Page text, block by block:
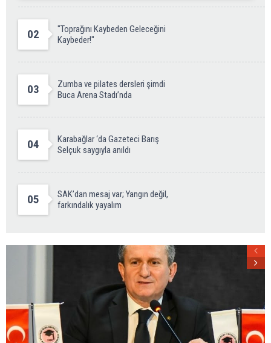
02
"Toprağını Kaybeden Geleceğini
Kaybeder!"
03
Zumba ve pilates dersleri şimdi
Buca Arena Stadı’nda
04
Karabağlar ‘da Gazeteci Barış
Selçuk saygıyla anıldı
05
SAK’dan mesaj var; Yangın değil,
farkındalık yayalım